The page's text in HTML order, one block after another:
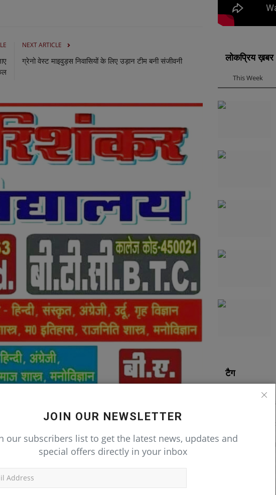
JOIN OUR NEWSLETTER
our subscribers list to get the latest news, updates and
special offers directly in your inbox
NEXT ARTICLE
ग्रेनो वेस्ट माइवुड्स निवासियों के लिए उड़ान टीम बनी संजीवनी लोकप्रिय ख़बर
This Week
टैग
Ankita Bhandari
Bjp in
Uttarakhand
Uttarakhand